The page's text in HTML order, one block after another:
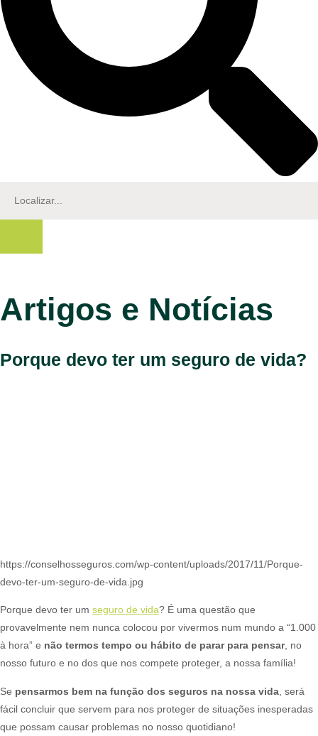
Artigos e Notícias
Porque devo ter um seguro de vida?
https://conselhosseguros.com/wp-content/uploads/2017/11/Porque-
devo-ter-um-seguro-de-vida.jpg
Porque devo ter um seguro de vida? É uma questão que
provavelmente nem nunca colocou por vivermos num mundo a “1.000
à hora” e não termos tempo ou hábito de parar para pensar, no
nosso futuro e no dos que nos compete proteger, a nossa família!​
Se pensarmos bem na função dos seguros na nossa vida , será
fácil concluir que servem para nos proteger de situações inesperadas
que possam causar problemas no nosso quotidiano!​